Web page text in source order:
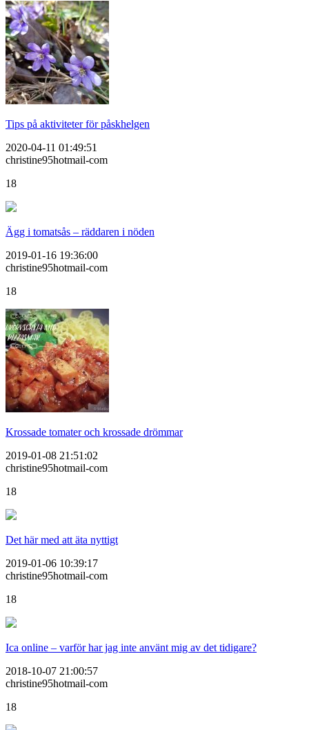
Tips på aktiviteter för påskhelgen
2020-04-11 01:49:51
christine95hotmail-com
18
Ägg i tomatsås – räddaren i nöden
2019-01-16 19:36:00
christine95hotmail-com
18
Krossade tomater och krossade drömmar
2019-01-08 21:51:02
christine95hotmail-com
18
Det här med att äta nyttigt
2019-01-06 10:39:17
christine95hotmail-com
18
Ica online – varför har jag inte använt mig av det tidigare?
2018-10-07 21:00:57
christine95hotmail-com
18